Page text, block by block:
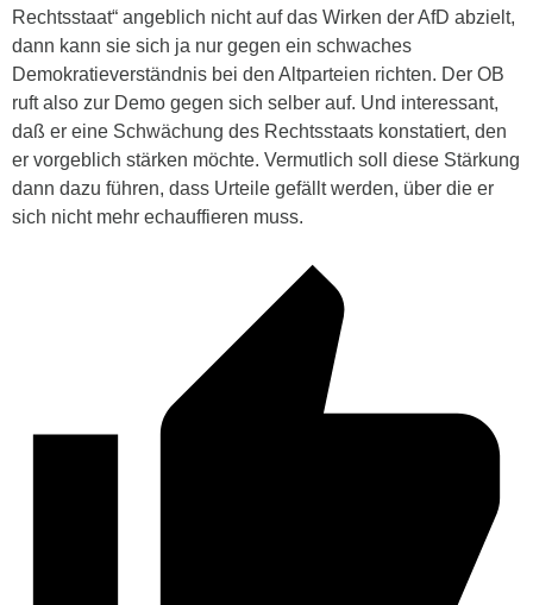
Rechtsstaat“ angeblich nicht auf das Wirken der AfD abzielt,
dann kann sie sich ja nur gegen ein schwaches
Demokratieverständnis bei den Altparteien richten. Der OB
ruft also zur Demo gegen sich selber auf. Und interessant,
daß er eine Schwächung des Rechtsstaats konstatiert, den
er vorgeblich stärken möchte. Vermutlich soll diese Stärkung
dann dazu führen, dass Urteile gefällt werden, über die er
sich nicht mehr echauffieren muss.